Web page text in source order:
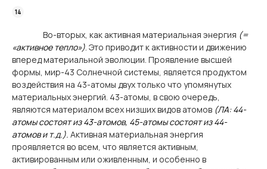
Во-вторых, как активная материальная энергия (=
«активное тепло»). Это приводит к активности и движению
вперед материальной эволюции. Проявление высшей
формы, мир-43 Солнечной системы, является продуктом
воздействия на 43-атомы двух только что упомянутых
материальных энергий. 43-атомы, в свою очередь,
являются материалом всех низших видов атомов (ЛА: 44-
атомы состоят из 43-атомов, 45-атомы состоят из 44-
атомов и т.д.). Активная материальная энергия
проявляется во всем, что является активным,
активированным или оживленным, и особенно в